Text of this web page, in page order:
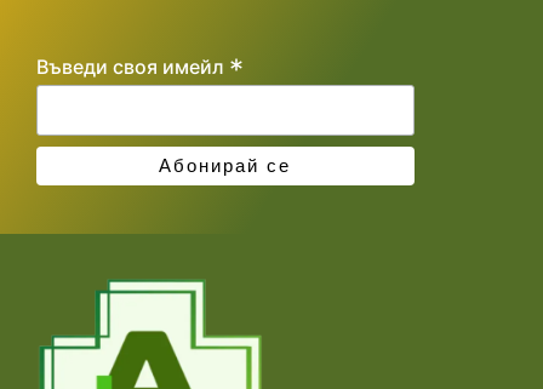
Въведи своя имейл *